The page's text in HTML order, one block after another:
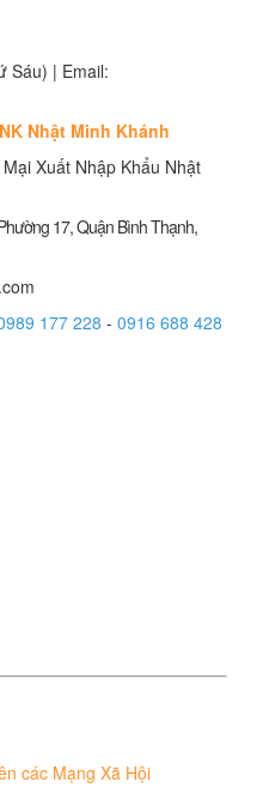
Sáu) | Email:
Nhật Minh Khánh
Xuất Nhập Khẩu Nhật
17, Quận Bình Thạnh,
177 228 - 0916 688 428
các Mạng Xã Hội